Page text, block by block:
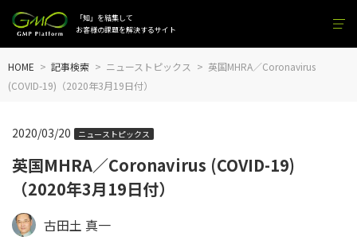
「知」を結集して
お客様の課題を解決するサイト
HOME 記事検索 ニューストピックス
英国MHRA／Coronavirus
(COVID-19)（2020年3月19日付）
英国MHRA／Coronavirus (COVID-19)
（2020年3月19日付）
2020/03/20 ニューストピックス
古田土 真一